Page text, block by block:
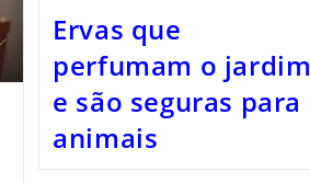
Ervas que
perfumam o jardim
e são seguras para
animais